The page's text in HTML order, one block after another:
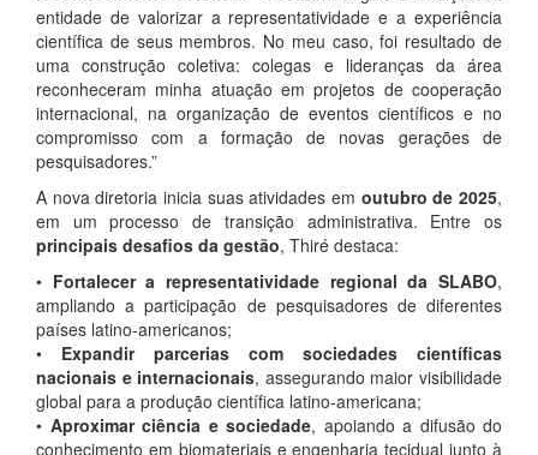
entidade de valorizar a representatividade e a experiência
científica de seus membros. No meu caso, foi resultado de
uma construção coletiva: colegas e lideranças da área
reconheceram minha atuação em projetos de cooperação
internacional, na organização de eventos científicos e no
compromisso com a formação de novas gerações de
pesquisadores.”
A nova diretoria inicia suas atividades em outubro de 2025,
em um processo de transição administrativa. Entre os
principais desafios da gestão, Thiré destaca:
• Fortalecer a representatividade regional da SLABO,
ampliando a participação de pesquisadores de diferentes
países latino-americanos;
• Expandir parcerias com sociedades científicas
nacionais e internacionais, assegurando maior visibilidade
global para a produção científica latino-americana;
• Aproximar ciência e sociedade, apoiando a difusão do
conhecimento em biomateriais e engenharia tecidual junto à